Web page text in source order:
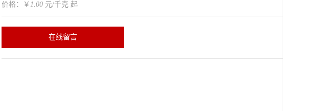
价格：￥ 1.00 元/千克 起
在线留言